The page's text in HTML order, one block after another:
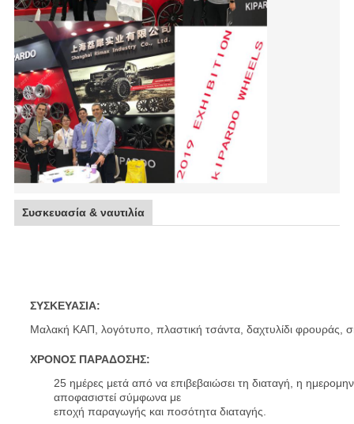
Συσκευασία & ναυτιλία
ΣΥΣΚΕΥΑΣΙΑ:
Μαλακή ΚΑΠ, λογότυπο, πλαστική τσάντα, δαχτυλίδι φρουράς,
ΧΡΟΝΟΣ ΠΑΡΑΔΟΣΗΣ:
25 ημέρες μετά από να επιβεβαιώσει τη διαταγή, η
αποφασιστεί σύμφωνα με
εποχή παραγωγής και ποσότητα διαταγής.